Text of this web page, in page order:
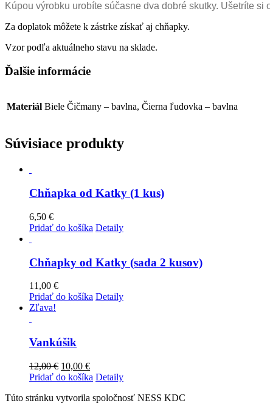
Kúpou výrobku urobíte súčasne dva dobré skutky. Ušetríte
Za doplatok môžete k zástrke získať aj chňapky.
Vzor podľa aktuálneho stavu na sklade.
Ďalšie informácie
Materiál Biele Čičmany – bavlna, Čierna ľudovka – bavlna
Súvisiace produkty
Chňapka od Katky (1 kus)
6,50 €
Pridať do košíka Detaily
Chňapky od Katky (sada 2 kusov)
11,00 €
Pridať do košíka Detaily
Zľava!
Vankúšik
12,00€ 10,00 €
Pridať do košíka Detaily
Túto stránku vytvorila spoločnosť NESS KDC